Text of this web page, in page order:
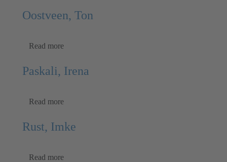
Oostveen, Ton
Read more
Paskali, Irena
Read more
Rust, Imke
Read more